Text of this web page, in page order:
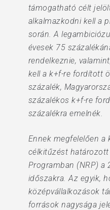
támogatható célt
alkalmazkodni kell a
során. A
évesek 75
rendelkeznie,
kell a k+f-re fordított
százalék,
százalékos k+f-re
százalékra emelnék.
Ennek megfelelően a
célkitűzést
Programban (NRP) a
időszakra. Az egyik,
középvállalkozások
források nagysága